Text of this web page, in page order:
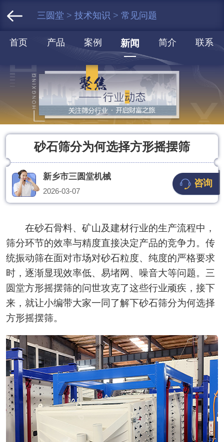
三圆堂 > 技术知识 > 常见问题
首页 产品 案例 新闻 简介 联系
砂石筛分为何选择方形摇摆筛
新乡市三圆堂机械
2026-03-07
咨询
在砂石骨料、矿山及建材行业的生产流程中，
筛分环节的效率与精度直接决定产品的竞争力。传
统振动筛在面对市场对砂石粒度、纯度的严格要求
时，逐渐显现效率低、易堵网、噪音大等问题。三
圆堂方形摇摆筛的问世攻克了这些行业顽疾，接下
来，就让小编带大家一同了解下砂石筛分为何选择
方形摇摆筛。